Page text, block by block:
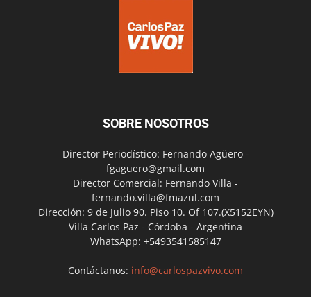
SOBRE NOSOTROS
Director Periodístico: Fernando Agüero -
fgaguero@gmail.com
Director Comercial: Fernando Villa -
fernando.villa@fmazul.com
Dirección: 9 de Julio 90. Piso 10. Of 107.(X5152EYN)
Villa Carlos Paz - Córdoba - Argentina
WhatsApp: +5493541585147
Contáctanos: info@carlospazvivo.com